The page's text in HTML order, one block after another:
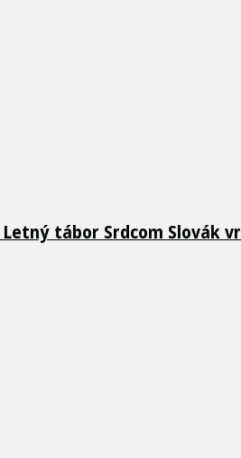
tábor Srdcom Slovák